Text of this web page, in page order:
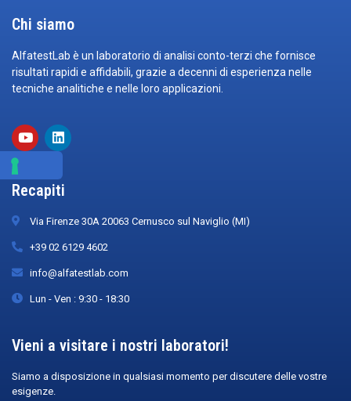
Chi siamo
AlfatestLab è un laboratorio di analisi conto-terzi che fornisce
risultati rapidi e affidabili, grazie a decenni di esperienza nelle
tecniche analitiche e nelle loro applicazioni.
Recapiti
Via Firenze 30A 20063 Cernusco sul Naviglio (MI)
+39 02 6129 4602
info@alfatestlab.com
Lun - Ven : 9:30 - 18:30
Vieni a visitare i nostri laboratori!
Siamo a disposizione in qualsiasi momento per discutere delle vostre
esigenze.